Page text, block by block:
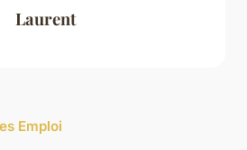
Laurent
Emploi